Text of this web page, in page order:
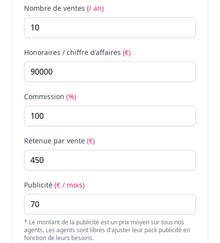
Nombre de ventes (/ an)
Honoraires / chiffre d'affaires (€)
Commission (%)
Retenue par vente (€)
Publicité (€ / mois)
* Le montant de la publicité est un prix moyen sur tous nos
agents. Les agents sont libres d'ajuster leur pack publicité en
fonction de leurs besoins.